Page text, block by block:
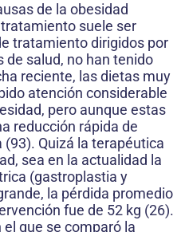
de la obesidad
suele ser
tratamiento dirigidos por
de salud, no han tenido
reciente, las dietas muy
atención considerable
pero aunque estas
reducción rápida de
Quizá la terapéutica
sea en la actualidad la
(gastroplastia y
la pérdida promedio
fue de 52 kg (26).
que se comparó la